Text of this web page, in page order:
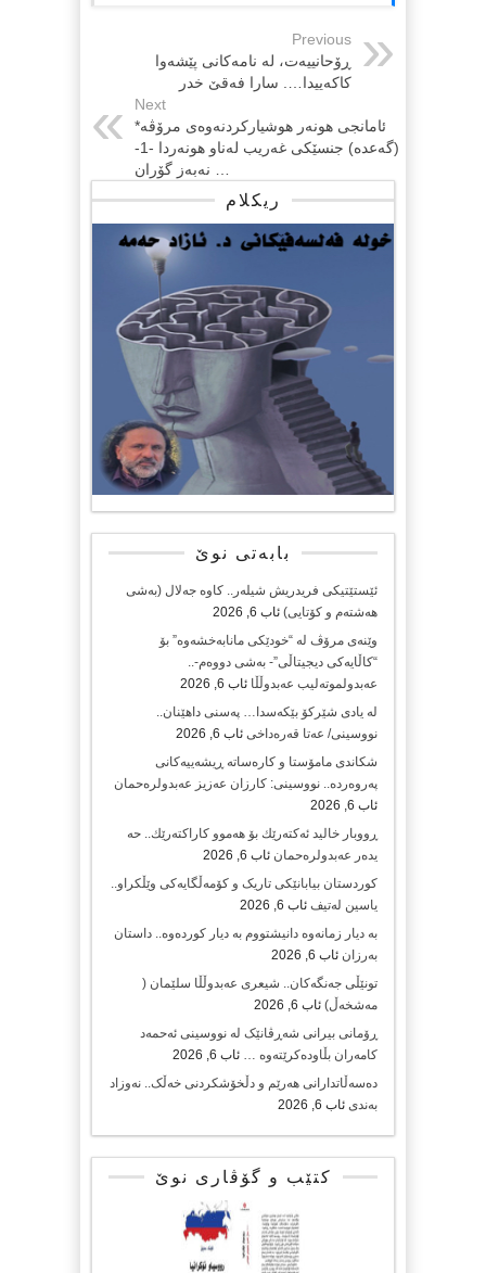
Previous
ڕۆحانییەت، لە نامەکانی پێشەوا
کاکەییدا…. سارا فەقێ خدر
Next
ئامانجی هونەر هوشیاركردنەوەی مرۆڤە*
(گەعدە) جنسێكی غەریب لەناو هونەردا -1-
… نەبەز گۆران
ریکلام
بابەتی نوێ
ئێستێتیکی فریدریش شیلەر.. کاوە جەلال (بەشی
هەشتەم و کۆتایی) ئاب 6, 2026
وێنەی مرۆڤ لە “خودێکی مانابەخشەوە” بۆ
“کاڵایەکی دیجیتاڵی”- بەشی دووەم-..
عەبدولموتەلیب عەبدوڵڵا ئاب 6, 2026
لە یادی شێرکۆ بێکەسدا… پەسنی داهێنان..
نووسینی/ عەتا قەرەداخی ئاب 6, 2026
شکاندی مامۆستا و کارەساتە ڕیشەییەکانی
پەروەردە.. نووسینی: کارزان عەزیز عەبدولرەحمان
ئاب 6, 2026
ڕووبار خالید ئەكتەرێك بۆ هەموو كاراكتەرێك.. حه
یدەر عەبدولرەحمان ئاب 6, 2026
کوردستان بیابانێکی تاریک و کۆمەڵگایەکی وێڵکراو..
یاسین لەتیف ئاب 6, 2026
بە دیار زمانەوە دانیشتووم بە دیار کوردەوە.. داستان
بەرزان ئاب 6, 2026
تونێڵی جەنگەکان.. شیعری عەبدوڵڵا سلێمان (
مەشخەڵ) ئاب 6, 2026
ڕۆمانی بیرانی شەڕڤانێک لە نووسینی ئەحمەد
کامەران بڵاودەکرێتەوە … ئاب 6, 2026
دەسەڵاتدارانی هەرێم و دڵخۆشکردنی خەڵک.. نەوزاد
بەندی ئاب 6, 2026
کتێب و گۆڤاری نوێ